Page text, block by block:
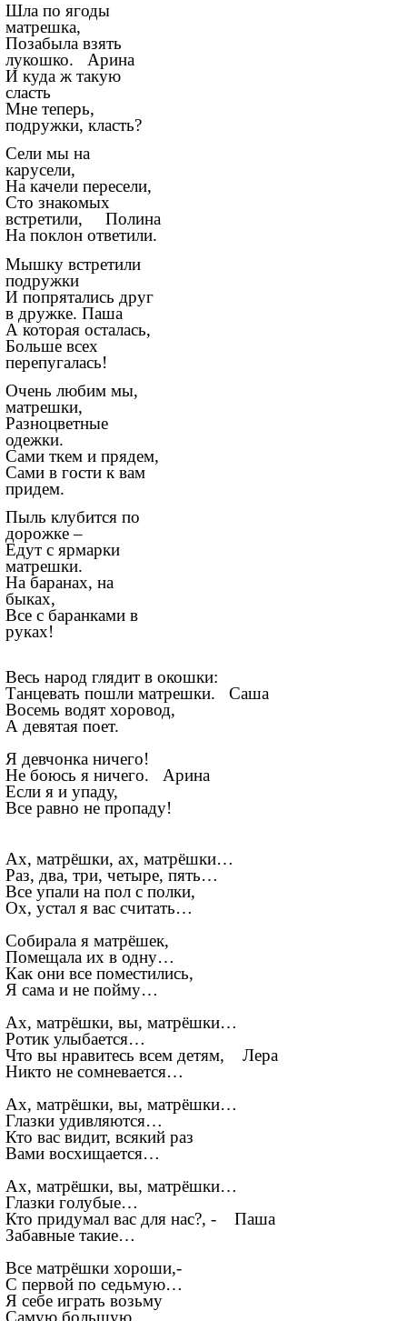
Шла по ягоды
матрешка,
Позабыла взять
лукошко. Арина
И куда ж такую
сласть
Мне теперь,
подружки, класть?
Сели мы на
карусели,
На качели пересели,
Сто знакомых
встретили, Полина
На поклон ответили.
Мышку встретили
подружки
И попрятались друг
в дружке. Паша
А которая осталась,
Больше всех
перепугалась!
Очень любим мы,
матрешки,
Разноцветные
одежки.
Сами ткем и прядем,
Сами в гости к вам
придем.
Пыль клубится по
дорожке –
Едут с ярмарки
матрешки.
На баранах, на
быках,
Все с баранками в
руках!
Весь народ глядит в окошки:
Танцевать пошли матрешки. Саша
Восемь водят хоровод,
А девятая поет.
Я девчонка ничего!
Не боюсь я ничего. Арина
Если я и упаду,
Все равно не пропаду!
Ах, матрёшки, ах, матрёшки…
Раз, два, три, четыре, пять…
Все упали на пол с полки,
Ох, устал я вас считать…
Собирала я матрёшек,
Помещала их в одну…
Как они все поместились,
Я сама и не пойму…
Ах, матрёшки, вы, матрёшки…
Ротик улыбается…
Что вы нравитесь всем детям, Лера
Никто не сомневается…
Ах, матрёшки, вы, матрёшки…
Глазки удивляются…
Кто вас видит, всякий раз
Вами восхищается…
Ах, матрёшки, вы, матрёшки…
Глазки голубые…
Кто придумал вас для нас?, - Паша
Забавные такие…
Все матрёшки хороши,-
С первой по седьмую…
Я себе играть возьму
Самую большую…